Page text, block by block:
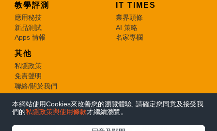
本網站使用Cookies來改善您的瀏覽體驗, 請確定您同意及接受我
們的私隱政策與使用條款才繼續瀏覽。
教學評測
應用秘技
新品測試
Apps 情報
IT TIMES
業界頭條
AI 策略
名家專欄
其他
私隱政策
免責聲明
聯絡/關於我們
© 2026 e-zone. All Rights Reserved.